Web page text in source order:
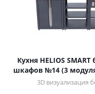
Кухня HELIOS
шкафов №14 (3
3D визуализация